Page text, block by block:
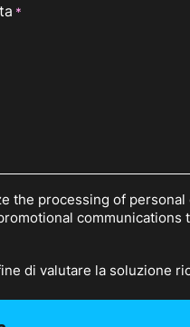
*
the processing of
communications
di valutare la soluzione